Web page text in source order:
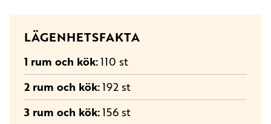
LÄGENHETSFAKTA
1 rum och kök 110 st
2 rum och kök 192 st
3 rum och kök 156 st